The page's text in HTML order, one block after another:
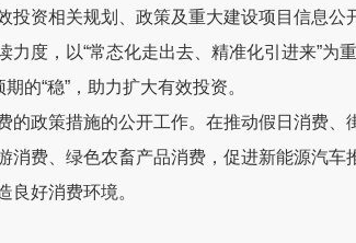
投资相关规划、政策及重大建设项目信息公
力度，以“常态化走出去、精准化引进来”为
期的“稳” ，助力扩大有效投资。
政策措施的公开工作。在推动假日消费、
费、绿色农畜产品消费，促进新能源汽车
好消费环境。